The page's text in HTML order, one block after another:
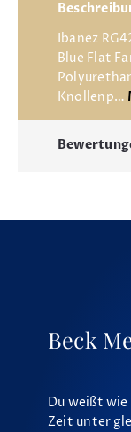
Ibanez
Blue Flat
Knollenp…
Beck
Du weißt
Zeit unter